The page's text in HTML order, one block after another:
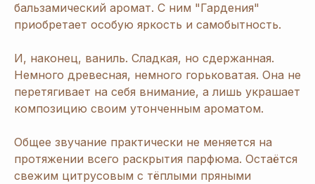
бальзамический аромат. С ним "Гардения"
приобретает особую яркость и самобытность.
И, наконец, ваниль. Сладкая, но сдержанная.
Немного древесная, немного горьковатая. Она не
перетягивает на себя внимание, а лишь украшает
композицию своим утонченным ароматом.
Общее звучание практически не меняется на
протяжении всего раскрытия парфюма. Остаётся
свежим цитрусовым с тёплыми пряными